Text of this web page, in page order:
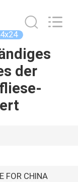
der
FOR CHINA